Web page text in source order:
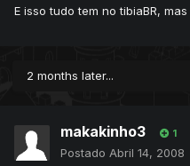
E isso tudo tem no tibiaBR,
2 months later...
makakinho3 1
Postado Abril 14, 2008